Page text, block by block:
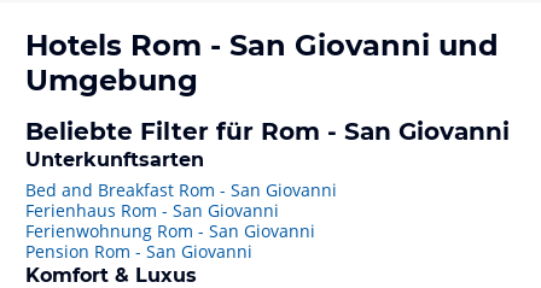
Hotels Rom - San Giovanni und
Umgebung
Beliebte Filter für Rom - San Giovanni
Unterkunftsarten
Bed and Breakfast Rom - San Giovanni
Ferienhaus Rom - San Giovanni
Ferienwohnung Rom - San Giovanni
Pension Rom - San Giovanni
Komfort & Luxus